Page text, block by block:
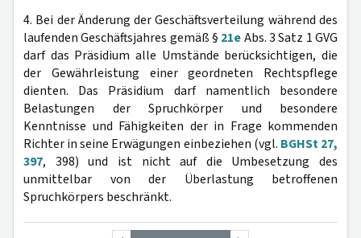
4. Bei der Änderung der Geschäftsverteilung während des
laufenden Geschäftsjahres gemäß § 21eAbs. 3 Satz 1 GVG
darf das Präsidium alle Umstände berücksichtigen, die
der Gewährleistung einer geordneten Rechtspflege
dienten. Das Präsidium darf namentlich besondere
Belastungen der Spruchkörper und besondere
Kenntnisse und Fähigkeiten der in Frage kommenden
Richter in seine Erwägungen einbeziehen (vgl. BGHSt 27,
397, 398) und ist nicht auf die Umbesetzung des
unmittelbar von der Überlastung betroffenen
Spruchkörpers beschränkt.